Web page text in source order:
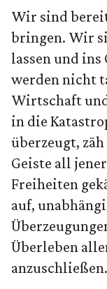
wir zuerst:
Wir sind
bringen. Wir
lassen und ins
werden nicht
Wirtschaft
in die
überzeugt,
Geiste all
Freiheiten
auf,
Überleben
anzuschließen.